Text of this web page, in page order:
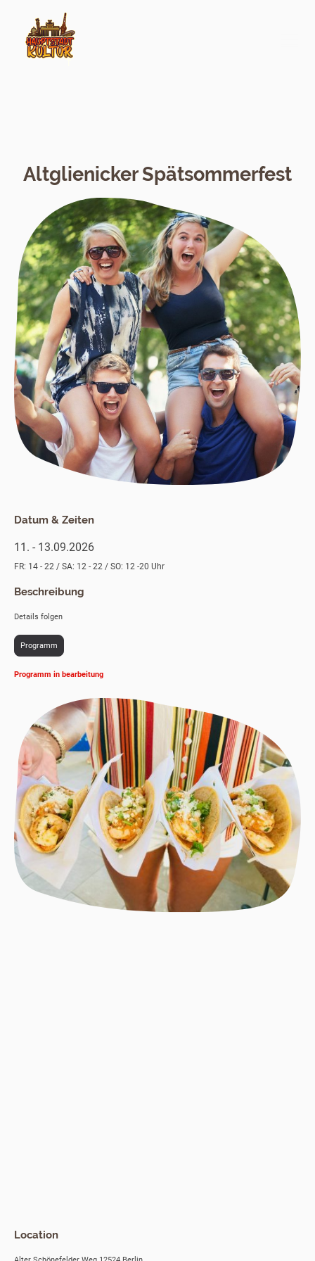
Altglienicker Spätsommerfest
Datum & Zeiten
11. - 13.09.2026
FR: 14 - 22 / SA: 12 - 22 / SO: 12 -20 Uhr
Beschreibung
Details folgen
Programm
Programm in bearbeitung
Location